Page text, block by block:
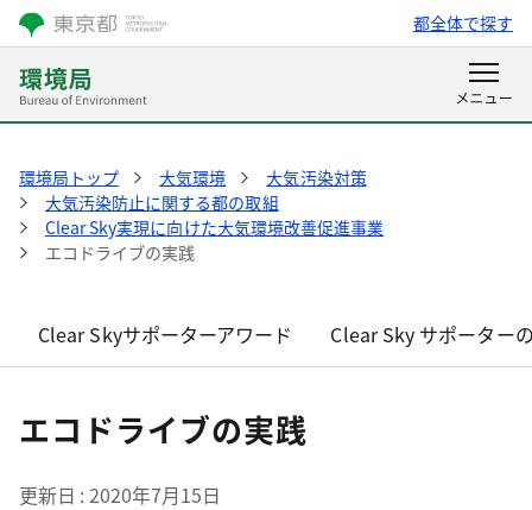
都全体で探す
環境局トップ 大気環境
大気汚染対策
大気汚染防止に関する都の取組
Clear Sky実現に向けた大気環境改善促進事業
エコドライブの実践
Clear Skyサポーターアワード Clear Sky サポーター
エコドライブの実践
更新日 2020年7月15日